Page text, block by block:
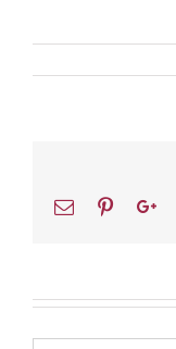
Google+
Pinterest
Email